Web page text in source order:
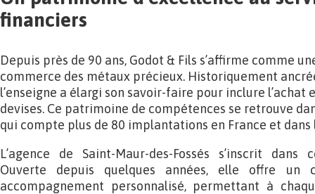
financiers
Depuis près de 90 ans, Godot & Fils s’affirme comme
commerce des métaux précieux. Historiquement
l’enseigne a élargi son savoir-faire pour inclure l’achat
devises. Ce patrimoine de compétences se retrouve
qui compte plus de 80 implantations en France et dans
L’agence de Saint-Maur-des-Fossés s’inscrit dans
Ouverte depuis quelques années, elle offre
accompagnement personnalisé, permettant à